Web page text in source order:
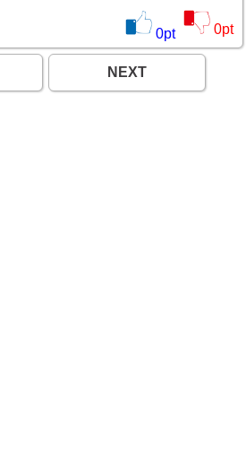
0pt 0pt
NEXT